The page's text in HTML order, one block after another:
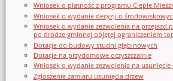
Wniosek o płatność z programu Ciepłe
Wniosek o wydanie decyzji o
Wniosek o wydanie zezwolenia na przejazd
po drodze gminnej objętej ograniczeniem
Dotacje do budowy studni głębinowych
Dotacje na przydomowe oczyszczalnie
Wniosek o wydanie zezwolenia na
Zgłoszenie zamiaru usunięcia drzew